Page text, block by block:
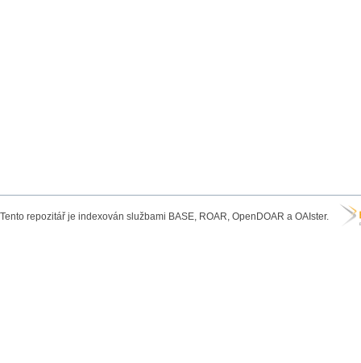
Tento repozitář je indexován službami BASE, ROAR, OpenDOAR a OAIster.